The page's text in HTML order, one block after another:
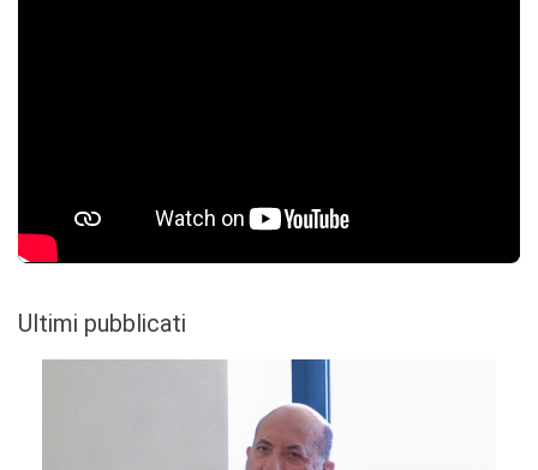
Ultimi pubblicati